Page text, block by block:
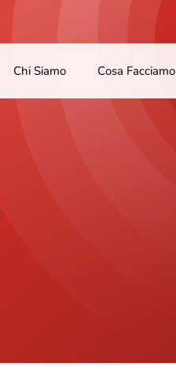
Chi Siamo Cosa Facciamo